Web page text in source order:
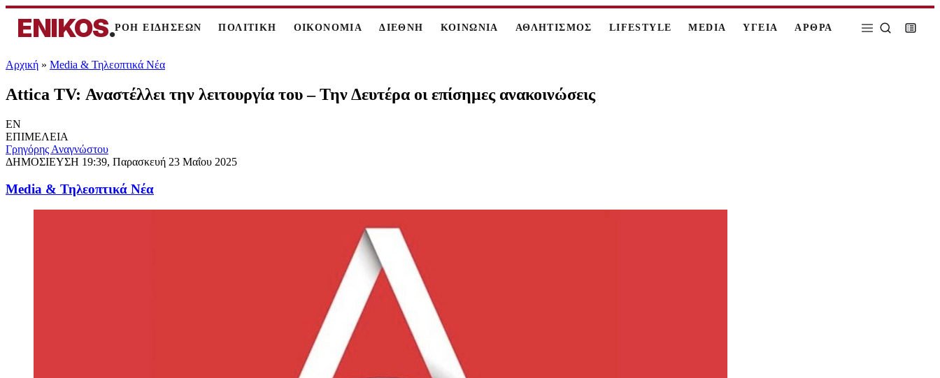
ENIKOS.ΡΟΗ ΕΙΔΗΣΕΩΝ ΠΟΛΙΤΙΚΗ ΟΙΚΟΝΟΜΙΑ ΔΙΕΘΝΗ ΚΟΙΝΩΝΙΑ ΑΘΛΗΤΙΣΜΟΣ LIFESTYLE MEDIA ΥΓΕΙΑ ΑΡΘΡΑ
Αρχική » Media & Τηλεοπτικά Νέα
Attica TV: Αναστέλλει την λειτουργία του – Την Δευτέρα οι επίσημες ανακοινώσεις
EN
ΕΠΙΜΕΛΕΙΑ
Γρηγόρης Αναγνώστου
ΔΗΜΟΣΙΕΥΣΗ 19:39, Παρασκευή 23 Μαΐου 2025
Media & Τηλεοπτικά Νέα